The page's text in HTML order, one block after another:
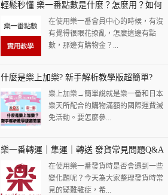
輕鬆秒懂 樂一番點數是什麼？怎麼用？如何
拿？
在使用樂一番會員中心的時候，有沒
有覺得很眼花撩亂，怎麼這邊有點
數，那邊有購物金？...
什麼是樂上加樂? 新手解析教學版超簡單?
樂上加樂→簡單說就是樂一番和日本
樂天所配合的購物滿額的國際運費減
免活動。要怎麼參...
樂一番轉運｜集運｜轉送 發貨常見問題Q&A
在使用樂一番發貨時是否會遇到一些
變化題呢？今天為大家整理發貨時常
見的疑難雜症，希...